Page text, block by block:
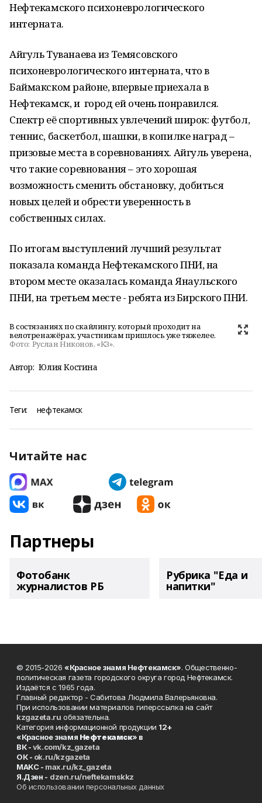
Нефтекамского психоневрологического
интерната.
Айгуль Туванаева из Темясовского
психоневрологического интерната, что в
Баймакском районе, впервые приехала в
Нефтекамск, и город ей очень понравился.
Спектр её спортивных увлечений широк: футбол,
теннис, баскетбол, шашки, в копилке наград –
призовые места в соревнованиях. Айгуль уверена,
что такие соревнования – это хорошая
возможность сменить обстановку, добиться
новых целей и обрести уверенность в
собственных силах.
По итогам выступлений лучший результат
показала команда Нефтекамского ПНИ, на
втором месте оказалась команда Янаульского
ПНИ, на третьем месте - ребята из Бирского ПНИ.
В состязаниях по скайлингу, который проходит на
велотренажёрах, участникам пришлось уже тяжелее.
Фото: Руслан Никонов, «КЗ».
Автор: Юлия Костина
Теги: нефтекамск
Читайте нас
Партнеры
Фотобанк
журналистов РБ
Рубрика "Еда и
напитки"
© 2015-2026 «Красное знамя Нефтекамск». Общественно-
политическая газета городского округа город Нефтекамск.
Издаётся с 1965 года.
Главный редактор - Сабитова Людмила Валерьяновна.
При использовании материалов гиперссылка на сайт
kzgazeta.ru обязательна.
Категория информационной продукции 12+
«Красное знамя Нефтекамск» в
ВК -vk.com/kz_gazeta
ОК - ok.ru/kzgazeta
MAKC - max.ru/kz_gazeta
Я.Дзен - dzen.ru/neftekamskkz
Об использовании персональных данных